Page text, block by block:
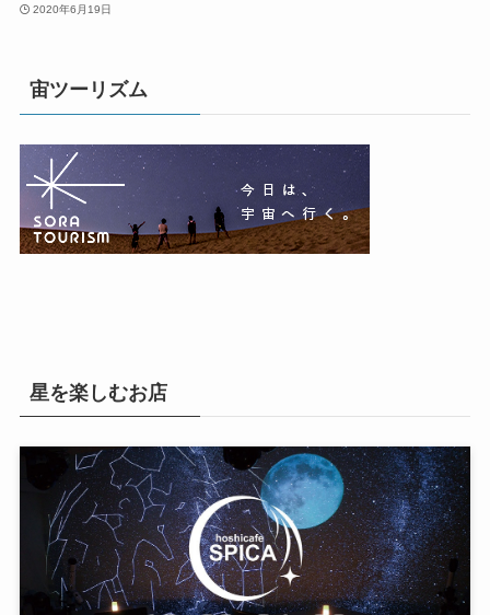
2020年6月19日
宙ツーリズム
星を楽しむお店